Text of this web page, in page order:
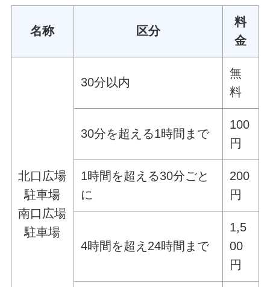
名称 区分
料
金
北口広場
駐車場
南口広場
駐車場
30分以内
無
料
30分を超える1時間まで
100
円
1時間を超える30分ごと
に
200
円
4時間を超え24時間まで
1,5
00
円